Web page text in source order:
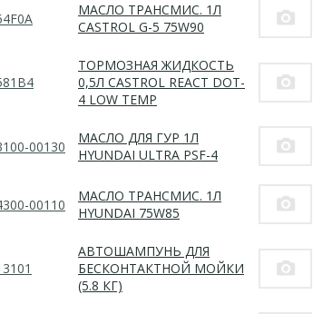
МАСЛО ТРАНСМИС. 1Л
CASTROL G-5 75W90
ТОРМОЗНАЯ ЖИДКОСТЬ
0,5Л CASTROL REACT DOT-
4 LOW TEMP
00130
МАСЛО ДЛЯ ГУР 1Л
HYUNDAI ULTRA PSF-4
00110
МАСЛО ТРАНСМИС. 1Л
HYUNDAI 75W85
АВТОШАМПУНЬ ДЛЯ
БЕСКОНТАКТНОЙ МОЙКИ
(5.8 КГ)